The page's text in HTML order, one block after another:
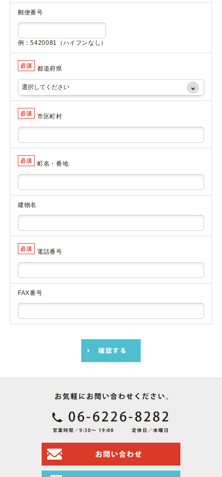
郵便番号
例：5420081（ハイフンなし）
必須 都道府県
必須 市区町村
必須 町名・番地
建物名
必須 電話番号
FAX番号